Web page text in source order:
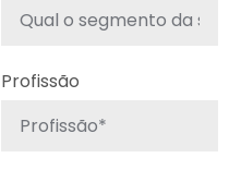
Profissão